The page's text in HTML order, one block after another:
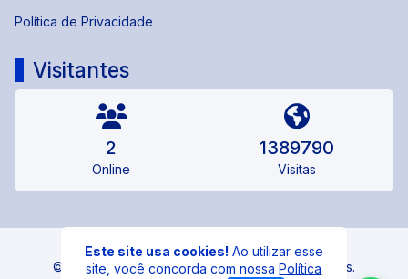
Política de Privacidade
Visitantes
2
Online
1389790
Visitas
© 95 FM CASTRO - Todos os direitos reservados.
Este site usa cookies! Ao utilizar esse
site, você concorda com nossaPolítica